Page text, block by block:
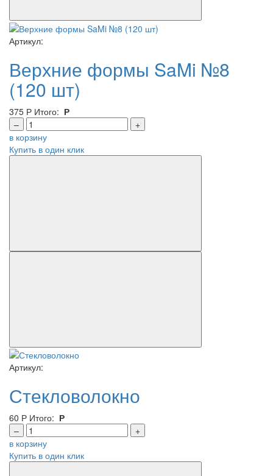
Артикул:
Верхние формы SaMi №8
(120 шт)
375 Р Итого: Р
–
+
в корзину
Купить в один клик
Артикул:
Стекловолокно
60 Р Итого: Р
–
+
в корзину
Купить в один клик